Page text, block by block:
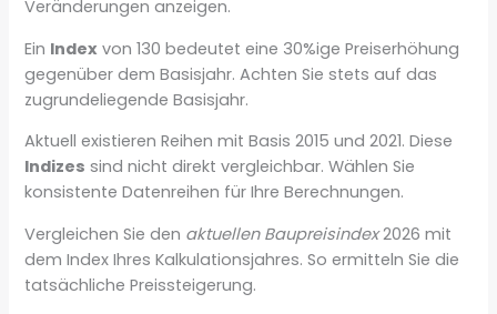
Veränderungen anzeigen.
Ein Index von 130 bedeutet eine 30%ige Preiserhöhung
gegenüber dem Basisjahr. Achten Sie stets auf das
zugrundeliegende Basisjahr.
Aktuell existieren Reihen mit Basis 2015 und 2021. Diese
Indizes sind nicht direkt vergleichbar. Wählen Sie
konsistente Datenreihen für Ihre Berechnungen.
Vergleichen Sie den aktuellen Baupreisindex2026 mit
dem Index Ihres Kalkulationsjahres. So ermitteln Sie die
tatsächliche Preissteigerung.